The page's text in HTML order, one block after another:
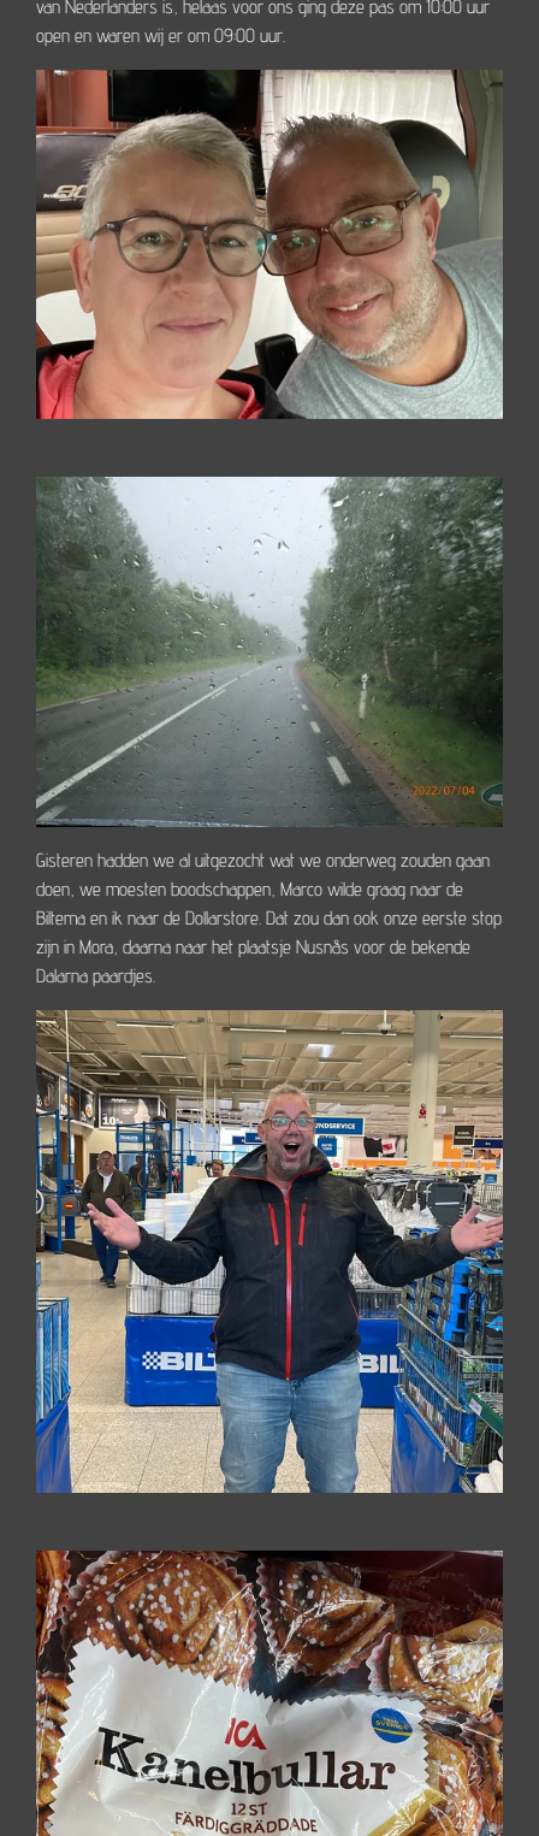
van Nederlanders is, helaas voor ons ging deze pas om 10:00 uur
open en waren wij er om 09:00 uur.
Gisteren hadden we al uitgezocht wat we onderweg zouden gaan
doen, we moesten boodschappen, Marco wilde graag naar de
Biltema en ik naar de Dollarstore. Dat zou dan ook onze eerste stop
zijn in Mora, daarna naar het plaatsje Nusnås voor de bekende
Dalarna paardjes.